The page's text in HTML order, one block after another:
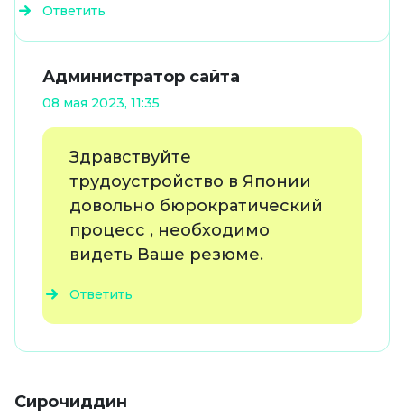
Ответить
Администратор сайта
08 мая 2023, 11:35
Здравствуйте
трудоустройство в Японии
довольно бюрократический
процесс , необходимо
видеть Ваше резюме.
Ответить
Сирочиддин